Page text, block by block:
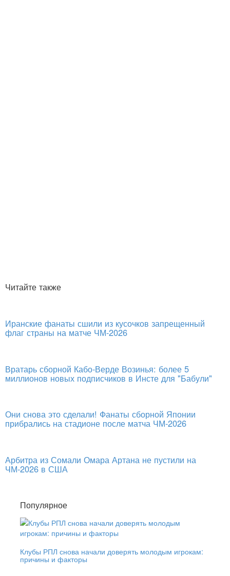
Читайте также
Иранские фанаты сшили из кусочков запрещенный
флаг страны на матче ЧМ-2026
Вратарь сборной Кабо-Верде Возинья: более 5
миллионов новых подписчиков в Инсте для "Бабули"
Они снова это сделали! Фанаты сборной Японии
прибрались на стадионе после матча ЧМ-2026
Арбитра из Сомали Омара Артана не пустили на
ЧМ-2026 в США
Популярное
Клубы РПЛ снова начали доверять молодым игрокам:
причины и факторы